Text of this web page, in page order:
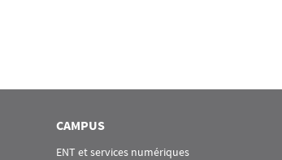
CAMPUS
ENT et services numériques